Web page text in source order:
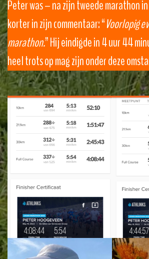
Peter was – na zijn tweede marathon
korter in zijn commentaar: “Voorlopig
marathon.” Hij eindigde in 4 uur 44
heel trots op mag zijn onder deze